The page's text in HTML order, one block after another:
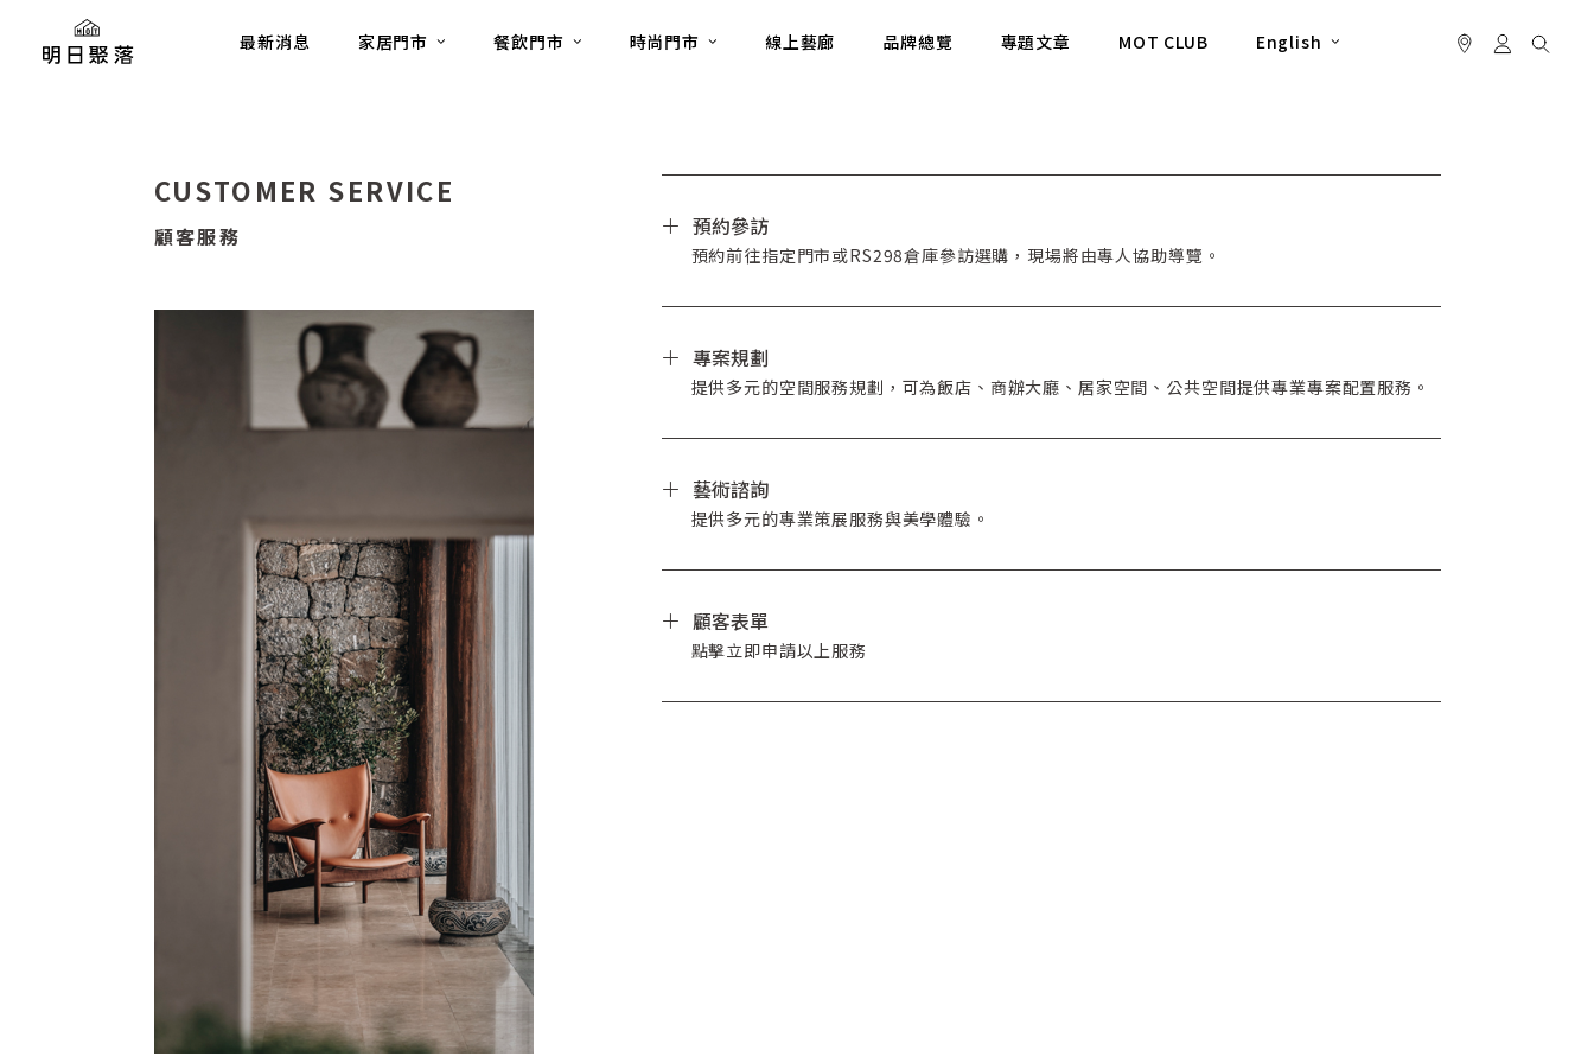
最新消息 家居門市 餐飲門市 時尚門市 線上藝廊 品牌總覽 專題文章 MOT CLUB English
CUSTOMER SERVICE
顧客服務 預約參訪
預約前往指定門市或RS298倉庫參訪選購，現場將由專人協助導覽。
專案規劃
提供多元的空間服務規劃，可為飯店、商辦大廳、居家空間、公共空間提供專業專案配置服務。
藝術諮詢
提供多元的專業策展服務與美學體驗。
顧客表單
點擊立即申請以上服務